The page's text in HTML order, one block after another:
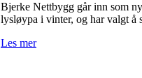
Bjerke Nettbygg går inn som
lysløypa i vinter, og har valgt å
Les mer